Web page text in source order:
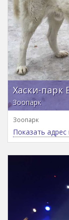
Хаски-парк
Зоопарк
Зоопарк
Показать